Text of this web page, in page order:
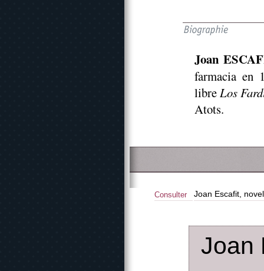
Joan
farmacia en
libreLos
Atots.
Consulter Joan Escafit,
Joan